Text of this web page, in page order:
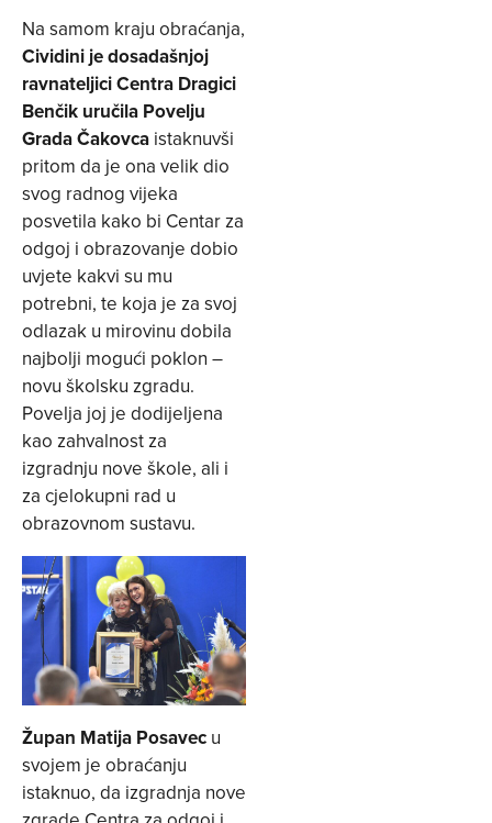
Na samom kraju obraćanja,
Cividini je dosadašnjoj
ravnateljici Centra Dragici
Benčik uručila Povelju
Grada Čakovca istaknuvši
pritom da je ona velik dio
svog radnog vijeka
posvetila kako bi Centar za
odgoj i obrazovanje dobio
uvjete kakvi su mu
potrebni, te koja je za svoj
odlazak u mirovinu dobila
najbolji mogući poklon –
novu školsku zgradu.
Povelja joj je dodijeljena
kao zahvalnost za
izgradnju nove škole, ali i
za cjelokupni rad u
obrazovnom sustavu.
Župan Matija Posavec u
svojem je obraćanju
istaknuo, da izgradnja nove